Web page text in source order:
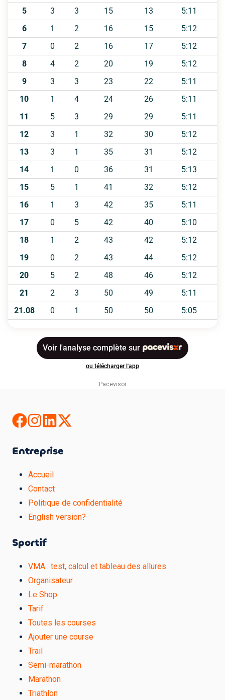
Pacevisor
Entreprise
Accueil
Contact
Politique de confidentialité
English version?
Sportif
VMA : test, calcul et tableau des allures
Organisateur
Le Shop
Tarif
Toutes les courses
Ajouter une course
Trail
Semi-marathon
Marathon
Triathlon